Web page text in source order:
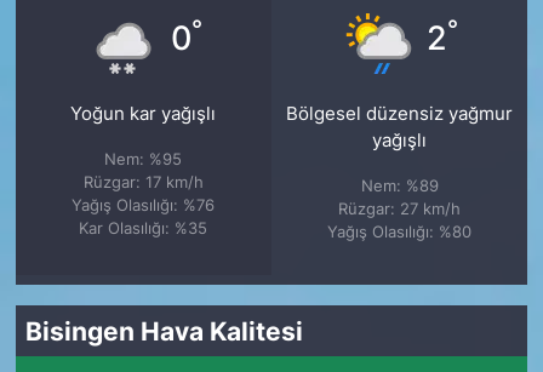
0°
Yoğun kar yağışlı
Nem: %95
Rüzgar: 17 km/h
Yağış Olasılığı: %76
Kar Olasılığı: %35
2°
Bölgesel düzensiz yağmur
yağışlı
Nem: %89
Rüzgar: 27 km/h
Yağış Olasılığı: %80
Bisingen Hava Kalitesi